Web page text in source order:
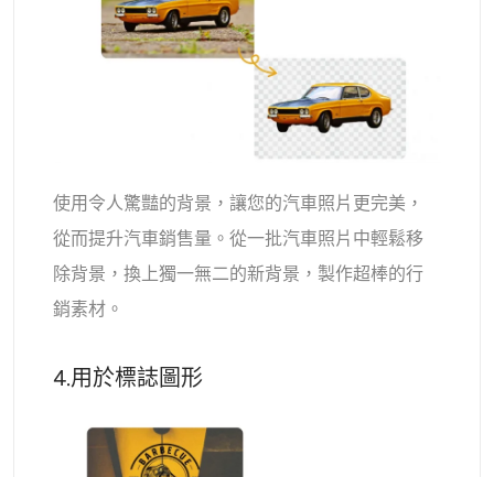
使用令人驚豔的背景，讓您的汽車照片更完美，
從而提升汽車銷售量。從一批汽車照片中輕鬆移
除背景，換上獨一無二的新背景，製作超棒的行
銷素材。
4.用於標誌圖形